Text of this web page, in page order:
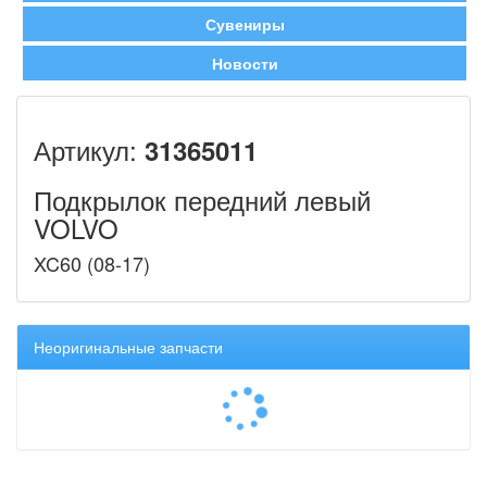
Сувениры
Новости
Артикул: 31365011
Подкрылок передний левый
VOLVO
XC60 (08-17)
Неоригинальные запчасти